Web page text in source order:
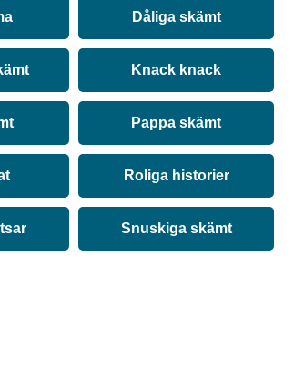
Dåliga skämt
Knack knack
Pappa skämt
Roliga historier
Snuskiga skämt